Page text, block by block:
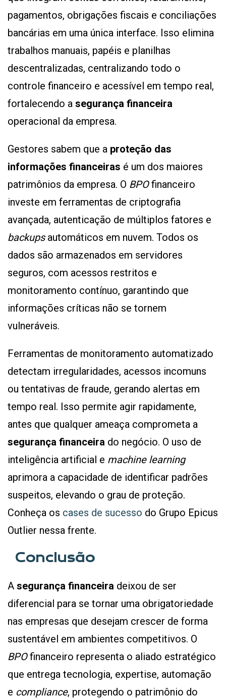
pagamentos, obrigações fiscais e conciliações
bancárias em uma única interface. Isso elimina
trabalhos manuais, papéis e planilhas
descentralizadas, centralizando todo o
controle financeiro e acessível em tempo real,
fortalecendo a segurança financeira
operacional da empresa.
Gestores sabem que a proteção das
informações financeiras é um dos maiores
patrimônios da empresa. O BPOfinanceiro
investe em ferramentas de criptografia
avançada, autenticação de múltiplos fatores e
backupsautomáticos em nuvem. Todos os
dados são armazenados em servidores
seguros, com acessos restritos e
monitoramento contínuo, garantindo que
informações críticas não se tornem
vulneráveis.
Ferramentas de monitoramento automatizado
detectam irregularidades, acessos incomuns
ou tentativas de fraude, gerando alertas em
tempo real. Isso permite agir rapidamente,
antes que qualquer ameaça comprometa a
segurança financeira do negócio. O uso de
inteligência artificial e machine learning
aprimora a capacidade de identificar padrões
suspeitos, elevando o grau de proteção.
Conheça os cases de sucesso do Grupo Epicus
Outlier nessa frente.
Conclusão
A segurança financeira deixou de ser
diferencial para se tornar uma obrigatoriedade
nas empresas que desejam crescer de forma
sustentável em ambientes competitivos. O
BPOfinanceiro representa o aliado estratégico
que entrega tecnologia, expertise, automação
e compliance, protegendo o patrimônio do